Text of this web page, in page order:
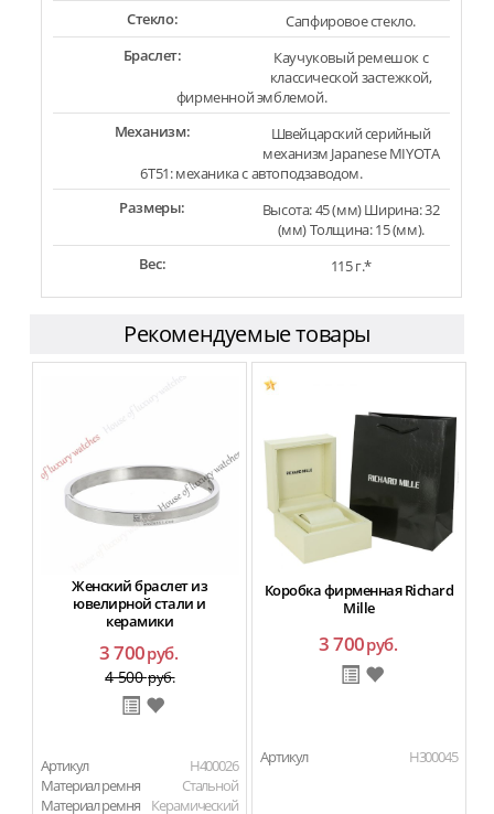
Стекло:
Сапфировое стекло.
Браслет:
Каучуковый ремешок с
классической застежкой,
фирменной эмблемой.
Механизм:
Швейцарский серийный
механизм Japanese MIYOTA
6T51: механика с автоподзаводом.
Размеры:
Высота: 45 (мм) Ширина: 32
(мм) Толщина: 15 (мм).
Вес:
115 г.*
Рекомендуемые товары
Женский браслет из
ювелирной стали и
керамики
3 700руб.
4 500руб.
Артикул
H400026
Материал ремня
Стальной
Материал ремня
Керамический
Коробка фирменная Richard
Mille
3 700руб.
Артикул H300045